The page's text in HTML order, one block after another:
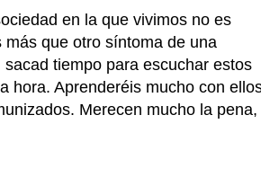
en la que vivimos no es
que otro síntoma de una
tiempo para escuchar estos
hora. Aprenderéis mucho con
Merecen mucho la pena,